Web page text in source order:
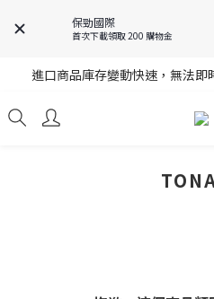
保勁國際
首次下載領取 200 購物金
註冊就送購物金，歡
註冊就送購物金，歡
進口商品庫存變動快速，無法
註冊就送購物金，歡